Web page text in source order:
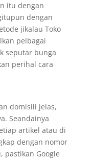
itu dengan
dengan
jikalau Toko
pelbagai
seputar bunga
perihal cara
domisili jelas,
Seandainya
artikel atau di
dengan nomor
pastikan Google